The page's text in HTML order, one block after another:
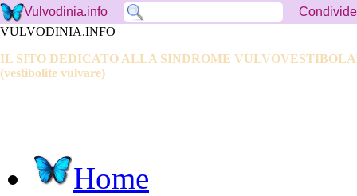
Vulvodinia.info
VULVODINIA.INFO
IL SITO DEDICATO ALLA SINDROME
(vestibolite vulvare)
Home